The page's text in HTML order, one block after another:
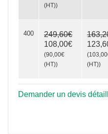
(HT))
400
249,60€
108,00€
(90,00€
(HT))
(
(HT))
Demander un devis